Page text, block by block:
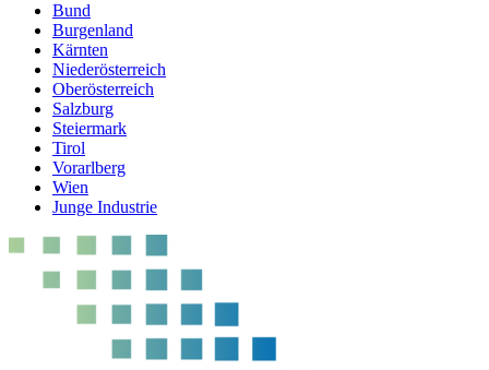
Bund
Burgenland
Kärnten
Niederösterreich
Oberösterreich
Salzburg
Steiermark
Tirol
Vorarlberg
Wien
Junge Industrie